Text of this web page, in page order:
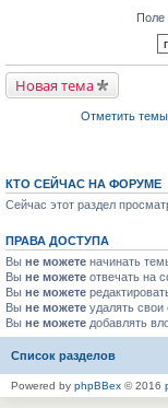
н
н
о
м
щ
е
н
ч
и
т
с
о
о
щ
е
н
и
ю
м
у
н
е
т
а
н
о
м
у
с
о
б
щ
е
н
ю
р
в
о
р
о
ч
а
н
н
о
м
у
с
о
б
щ
е
н
Поле
Новая тема
Отметить
КТО СЕЙЧАС НА ФОРУМЕ
Сейчас этот раздел
ПРАВА ДОСТУПА
Вы не можете начинать
Вы не можете отвечать на
Вы не можете
Вы не можете удалять
Вы не можете добавлять
Список разделов
Powered by phpBBex © 2016